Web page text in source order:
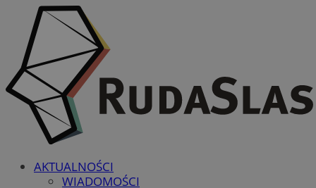
AKTUALNOŚCI
WIADOMOŚCI